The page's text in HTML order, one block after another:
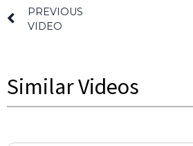
PREVIOUS
VIDEO
Similar Videos